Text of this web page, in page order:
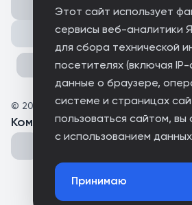
Этот сайт использует
сервисы веб-аналитики
для сбора технической
посетителях (включая
данные о браузере,
системе и страницах
пользоваться сайтом, вы
с использованием
Принимаю
Поделиться
© 2026 Владимир Медведев
Комментарии(0 )